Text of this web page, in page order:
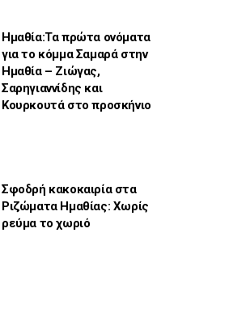
Ημαθία:Τα πρώτα ονόματα
για το κόμμα Σαμαρά στην
Ημαθία – Ζιώγας,
Σαρηγιαννίδης και
Κουρκουτά στο προσκήνιο
Σφοδρή κακοκαιρία στα
Ριζώματα Ημαθίας: Χωρίς
ρεύμα το χωριό